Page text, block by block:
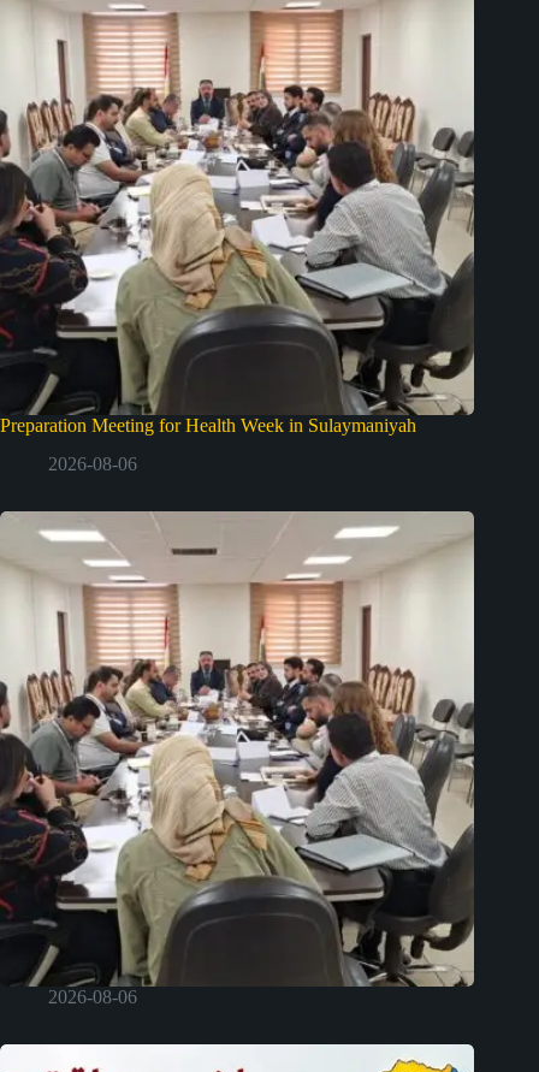
Preparation Meeting for Health Week in Sulaymaniyah
2026-08-06
2026-08-06